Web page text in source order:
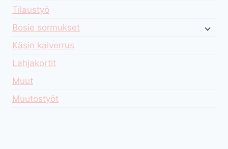
Tilaustyö
Bosie sormukset
Käsin kaiverrus
Lahjakortit
Muut
Muutostyöt